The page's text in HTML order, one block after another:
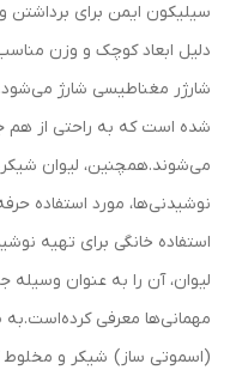
سیلیکون ایمن برای برداشتن
شارژر مغناطیسی شارژ
شده است که به راحتی از
می‌شوند.همچنین، لیوان
نوشیدنی‌ها، مورد استفاده
استفاده خانگی برای تهیه
لیوان، آن را به عنوان
مهمانی‌ها معرفی
(اسموتی ساز) شیکر و